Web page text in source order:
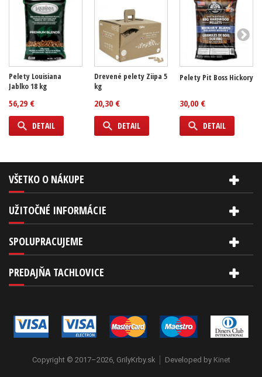
Pelety Louisiana
Jablko 18 kg
56,29 €
DETAIL
Drevené pelety Ziipa 5
kg
20,30 €
DETAIL
Pelety Pit Boss Hickory
30,00 €
DETAIL
VŠETKO O NÁKUPE
UŽITOČNÉ INFORMÁCIE
SPOLUPRACUJEME
PREDAJŇA TACHLOVICE
Copyright © 2017–2026, GrilyKrby.sk Developed by Kinet